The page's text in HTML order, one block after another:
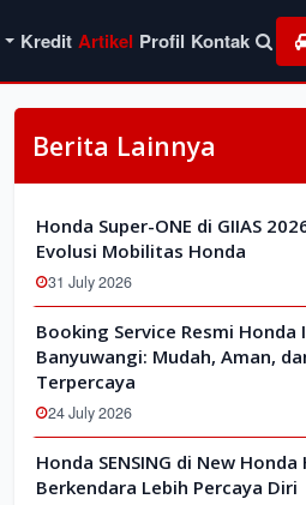
Kredit Artikel Profil Kontak
Berita Lainnya
Honda Super-ONE di GIIAS
Evolusi Mobilitas Honda
31 July 2026
Booking Service Resmi Honda
Banyuwangi: Mudah, Aman,
Terpercaya
24 July 2026
Honda SENSING di New Honda
Berkendara Lebih Percaya Diri